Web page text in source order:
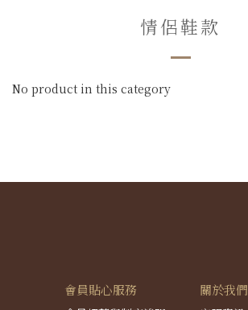
情侶鞋款
No product in this category
會員貼心服務 關於我們